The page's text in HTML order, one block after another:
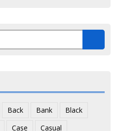
Back Bank
Black
Case Casual